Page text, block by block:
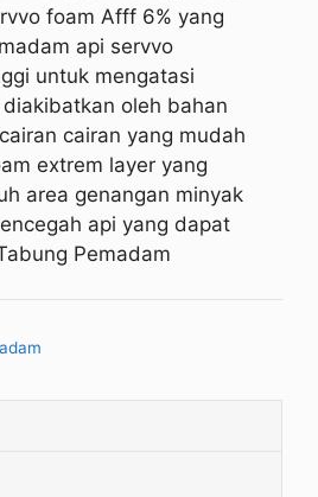
foam Afff 6% yang
api servvo
untuk mengatasi
oleh bahan
cairan yang mudah
extrem layer yang
area genangan minyak
api yang dapat
Pemadam